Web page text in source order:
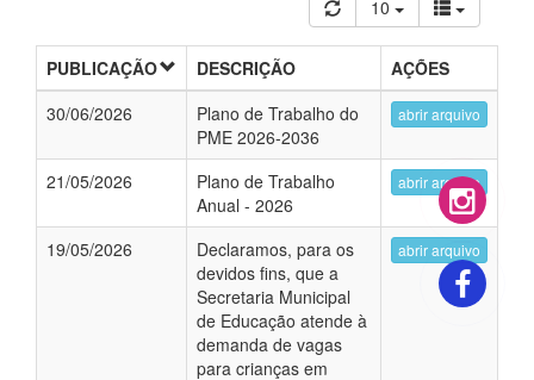
10
PUBLICAÇÃO DESCRIÇÃO
AÇÕES
30/06/2026
Plano de Trabalho do
PME 2026-2036
abrir arquivo
21/05/2026
Plano de Trabalho
Anual - 2026
abrir arquivo
19/05/2026
Declaramos, para os
devidos fins, que a
Secretaria Municipal
de Educação atende à
demanda de vagas
para crianças em
abrir arquivo